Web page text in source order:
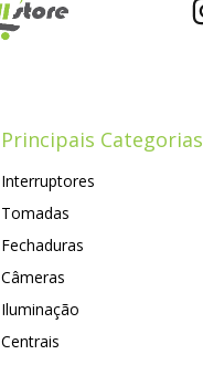
Principais Categorias
Interruptores
Tomadas
Fechaduras
Câmeras
Iluminação
Centrais